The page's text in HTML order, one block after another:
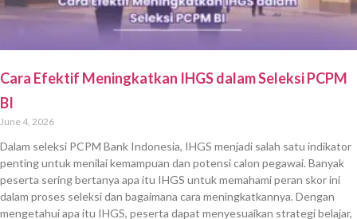
Cara Efektif Meningkatkan IHGS dalam Seleksi PCPM
BI
June 4, 2026
Dalam seleksi PCPM Bank Indonesia, IHGS menjadi salah satu indikator
penting untuk menilai kemampuan dan potensi calon pegawai. Banyak
peserta sering bertanya apa itu IHGS untuk memahami peran skor ini
dalam proses seleksi dan bagaimana cara meningkatkannya. Dengan
mengetahui apa itu IHGS, peserta dapat menyesuaikan strategi belajar,